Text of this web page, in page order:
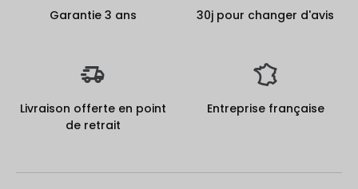
Garantie 3 ans 30j pour changer d'avis
Livraison offerte en point
de retrait
Entreprise française